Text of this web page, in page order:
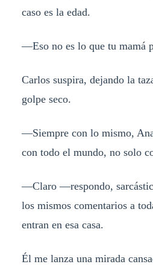
caso es la edad.
—Eso no es lo que tu mamá
Carlos suspira, dejando la
golpe seco.
—Siempre con lo mismo,
con todo el mundo, no solo
—Claro —respondo,
los mismos comentarios a
entran en esa casa.
Él me lanza una mirada